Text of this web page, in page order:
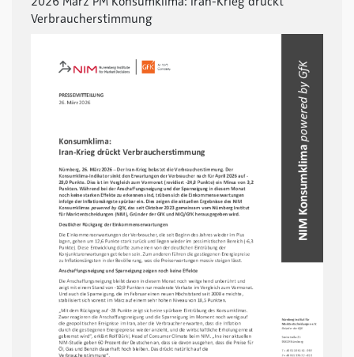
Verbraucherstimmung